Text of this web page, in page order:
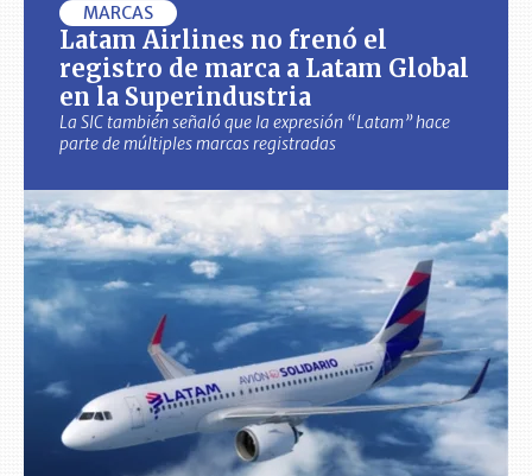
MARCAS
Latam Airlines no frenó el
registro de marca a Latam Global
en la Superindustria
La SIC también señaló que la expresión “Latam” hace
parte de múltiples marcas registradas